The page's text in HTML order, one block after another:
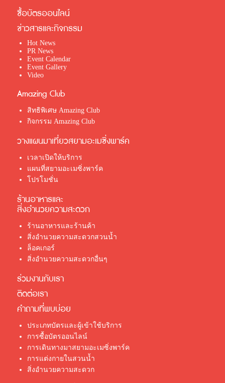
ซื้อบัตรออนไลน์
ข่าวสารและกิจกรรม
Hot News
PR News
Event Calendar
Event Gallery
Video
Amazing Club
สิทธิพิเศษ Amazing Club
กิจกรรม Amazing Club
วางแผนมาเที่ยวสยามอะเมซิ่งพาร์ค
เวลาเปิดให้บริการ
แผนที่สยามอะเมซิ่งพาร์ค
โปรโมชั่น
ร้านอาหารและ
สิ่งอำนวยความสะดวก
ร้านอาหารและร้านค้า
สิ่งอำนวยความสะดวกสวนน้ำ
ล็อคเกอร์
สิ่งอำนวยความสะดวกอื่นๆ
ร่วมงานกับเรา
ติดต่อเรา
คำถามที่พบบ่อย
ประเภทบัตรและผู้เข้าใช้บริการ
การซื้อบัตรออนไลน์
การเดินทางมาสยามอะเมซิ่งพาร์ค
การแต่งกายในสวนน้ำ
สิ่งอำนวยความสะดวก